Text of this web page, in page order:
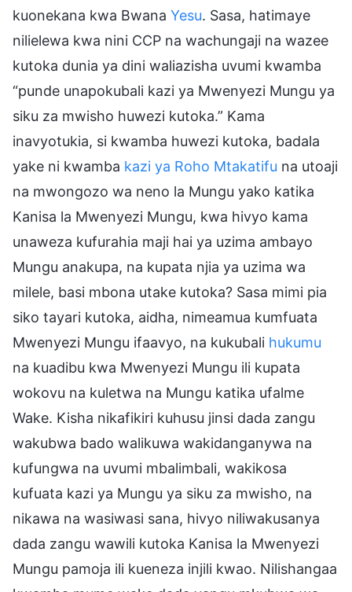
kuonekana kwa Bwana Yesu. Sasa, hatimaye
nilielewa kwa nini CCP na wachungaji na wazee
kutoka dunia ya dini waliazisha uvumi kwamba
“punde unapokubali kazi ya Mwenyezi Mungu ya
siku za mwisho huwezi kutoka.” Kama
inavyotukia, si kwamba huwezi kutoka, badala
yake ni kwamba kazi ya Roho Mtakatifu na utoaji
na mwongozo wa neno la Mungu yako katika
Kanisa la Mwenyezi Mungu, kwa hivyo kama
unaweza kufurahia maji hai ya uzima ambayo
Mungu anakupa, na kupata njia ya uzima wa
milele, basi mbona utake kutoka? Sasa mimi pia
siko tayari kutoka, aidha, nimeamua kumfuata
Mwenyezi Mungu ifaavyo, na kukubali hukumu
na kuadibu kwa Mwenyezi Mungu ili kupata
wokovu na kuletwa na Mungu katika ufalme
Wake. Kisha nikafikiri kuhusu jinsi dada zangu
wakubwa bado walikuwa wakidanganywa na
kufungwa na uvumi mbalimbali, wakikosa
kufuata kazi ya Mungu ya siku za mwisho, na
nikawa na wasiwasi sana, hivyo niliwakusanya
dada zangu wawili kutoka Kanisa la Mwenyezi
Mungu pamoja ili kueneza injili kwao. Nilishangaa